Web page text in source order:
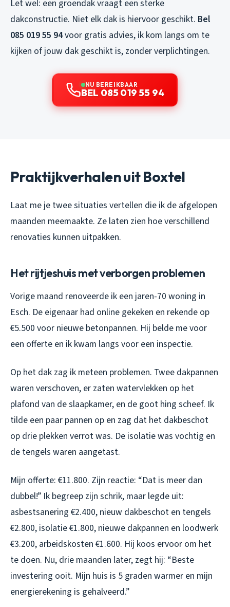
Let wel: een groendak vraagt een sterke
dakconstructie. Niet elk dak is hiervoor geschikt. Bel
085 019 55 94voor gratis advies, ik kom langs om te
kijken of jouw dak geschikt is, zonder verplichtingen.
NU BEREIKBAAR
BEL 085 019 55 94
Praktijkverhalen uit Boxtel
Laat me je twee situaties vertellen die ik de afgelopen
maanden meemaakte. Ze laten zien hoe verschillend
renovaties kunnen uitpakken.
Het rijtjeshuis met verborgen problemen
Vorige maand renoveerde ik een jaren-70 woning in
Esch. De eigenaar had online gekeken en rekende op
€5.500 voor nieuwe betonpannen. Hij belde me voor
een offerte en ik kwam langs voor een inspectie.
Op het dak zag ik meteen problemen. Twee dakpannen
waren verschoven, er zaten watervlekken op het
plafond van de slaapkamer, en de goot hing scheef. Ik
tilde een paar pannen op en zag dat het dakbeschot
op drie plekken verrot was. De isolatie was vochtig en
de tengels waren aangetast.
Mijn offerte: €11.800. Zijn reactie: “Dat is meer dan
dubbel!” Ik begreep zijn schrik, maar legde uit:
asbestsanering €2.400, nieuw dakbeschot en tengels
€2.800, isolatie €1.800, nieuwe dakpannen en loodwerk
€3.200, arbeidskosten €1.600. Hij koos ervoor om het
te doen. Nu, drie maanden later, zegt hij: “Beste
investering ooit. Mijn huis is 5 graden warmer en mijn
energierekening is gehalveerd.”